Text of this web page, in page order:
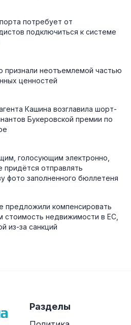
потребует от
подключиться к системе
признали неотъемлемой частью
ценностей
Кашина возглавила шорт-
Букеровской премии по
голосующим электронно,
придётся отправлять
фото заполненного бюллетеня
предложили компенсировать
стоимость недвижимости в ЕС,
из-за санкций
Разделы